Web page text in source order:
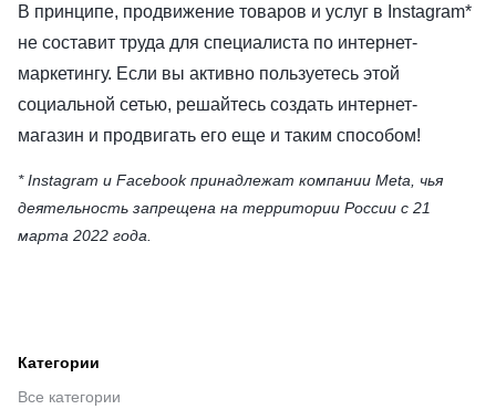
Категории
Все категории
В принципе, продвижение товаров и услуг в Instagram*
не составит труда для специалиста по интернет-
маркетингу. Если вы активно пользуетесь этой
социальной сетью, решайтесь создать интернет-
магазин и продвигать его еще и таким способом!
* Instagram и Facebook принадлежат компании Meta, чья
деятельность запрещена на территории России с 21
марта 2022 года.